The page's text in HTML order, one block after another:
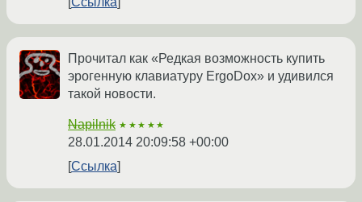
Прочитал как «Редкая возможность купить
эрогенную клавиатуру ErgoDox» и удивился
такой новости.
Napilnik ★★★★★
28.01.2014 20:09:58 +00:00
Ссылка